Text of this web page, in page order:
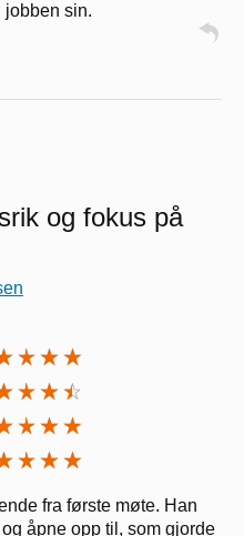
jobben sin.
og fokus på
fra første møte. Han
åpne opp til, som gjorde